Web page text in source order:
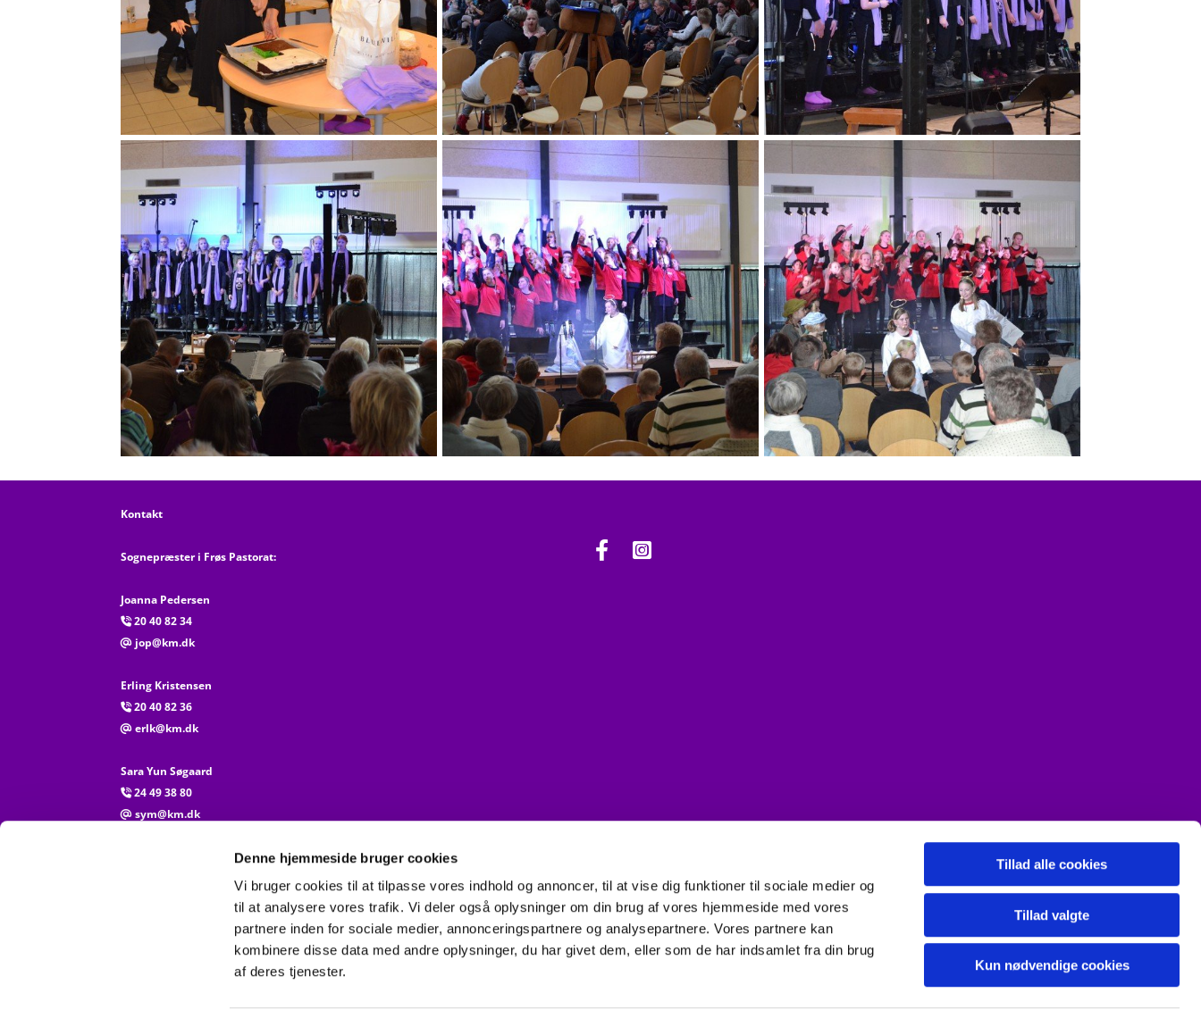
Denne hjemmeside bruger cookies
Vi bruger cookies til at tilpasse vores indhold og annoncer, til at vise dig funktioner til sociale medier og
til at analysere vores trafik. Vi deler også oplysninger om din brug af vores hjemmeside med vores
partnere inden for sociale medier, annonceringspartnere og analysepartnere. Vores partnere kan
kombinere disse data med andre oplysninger, du har givet dem, eller som de har indsamlet fra din brug
af deres tjenester.
Tillad alle cookies
Tillad valgte
Kun nødvendige cookies
Kontakt
Sognepræster i Frøs Pastorat:
Joanna Pedersen
20 40 82 34
@ jop@km.dk
Erling Kristensen
 20 40 82 36
@ erlk@km.dk
Sara Yun Søgaard
24 49 38 80
@ sym@km.dk
Al henvendelse vedr. attester, kirkebogsføring og lignende
Kontakt